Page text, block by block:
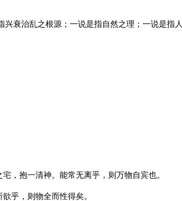
衰治乱之根源；一说是指自然之理；一说是指
，抱一清神。能常无离乎，则万物自宾也。
乎，则物全而性得矣。